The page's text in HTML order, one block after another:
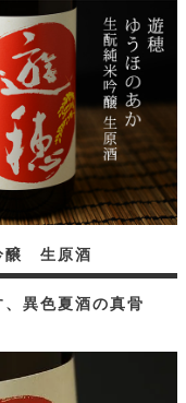
異色夏酒の真骨
醸 生原酒